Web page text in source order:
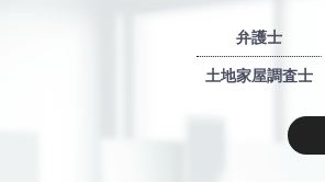
弁護士
土地家屋調査士